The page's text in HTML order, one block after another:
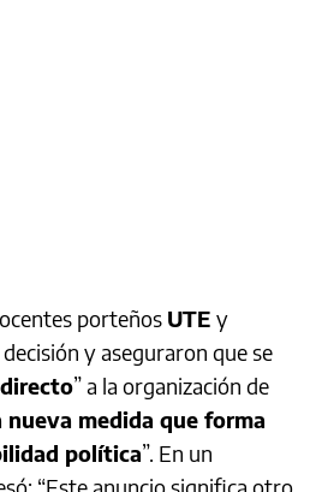
porteños UTE y
y aseguraron que se
” a la organización de
nueva medida que forma
política”. En un